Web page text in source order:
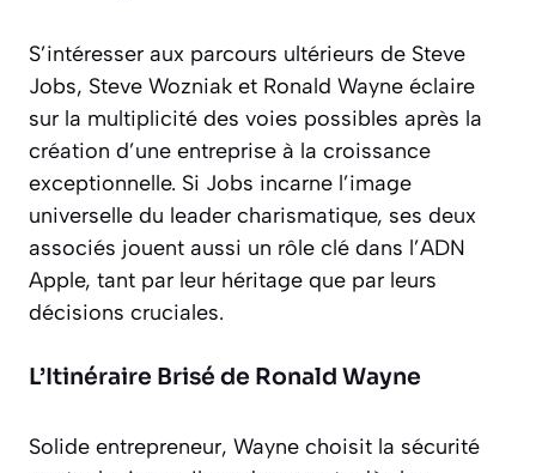
S’intéresser aux parcours ultérieurs de Steve
Jobs, Steve Wozniak et Ronald Wayne éclaire
sur la multiplicité des voies possibles après la
création d’une entreprise à la croissance
exceptionnelle. Si Jobs incarne l’image
universelle du leader charismatique, ses deux
associés jouent aussi un rôle clé dans l’ADN
Apple, tant par leur héritage que par leurs
décisions cruciales.
L’Itinéraire Brisé de Ronald Wayne
Solide entrepreneur, Wayne choisit la sécurité